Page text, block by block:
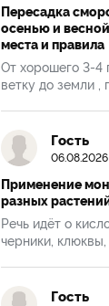
Пересадка
осенью и
места и правила
От хорошего 3-4
ветку до земли ,
Гость
06.08.2026
Применение
разных
Речь идёт о
черники, клюквы,
Гость